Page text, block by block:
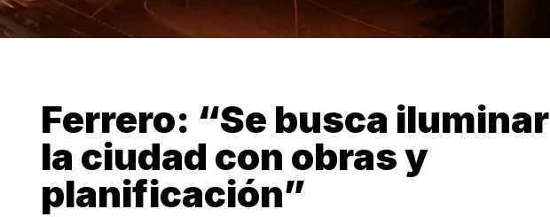
Ferrero: “Se busca iluminar
la ciudad con obras y
planificación”